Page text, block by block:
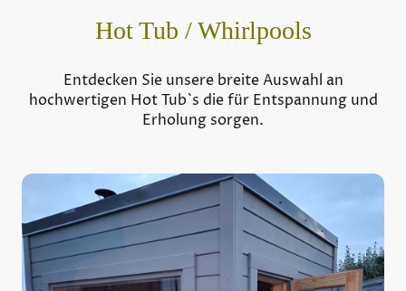
Hot Tub / Whirlpools
Entdecken Sie unsere breite Auswahl an
hochwertigen Hot Tub`s die für Entspannung und
Erholung sorgen.